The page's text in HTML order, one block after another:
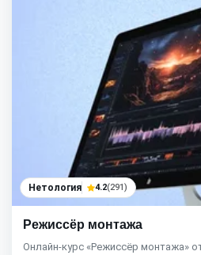
Нетология 4.2(291)
Режиссёр монтажа
Онлайн-курс «Режиссёр монтажа»